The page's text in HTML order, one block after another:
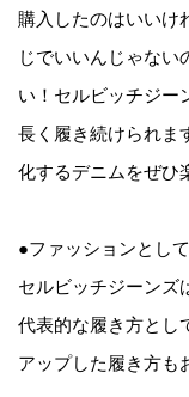
購入したのはいいけ
じでいいんじゃない
い！セルビッチジー
長く履き続けられま
化するデニムをぜひ
●ファッションとし
セルビッチジーンズ
代表的な履き方とし
アップした履き方も